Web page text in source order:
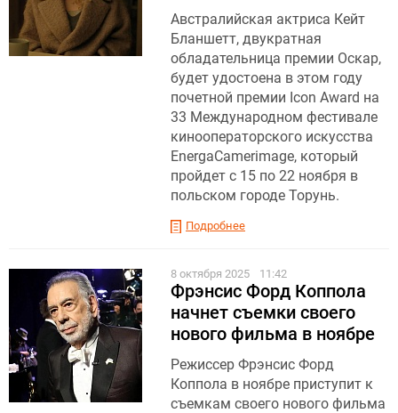
Австралийская актриса Кейт
Бланшетт, двукратная
обладательница премии Оскар,
будет удостоена в этом году
почетной премии Icon Award на
33 Международном фестивале
кинооператорского искусства
EnergaCamerimage, который
пройдет с 15 по 22 ноября в
польском городе Торунь.
Подробнее
8 октября 2025 11:42
Фрэнсис Форд Коппола
начнет съемки своего
нового фильма в ноябре
Режиссер Фрэнсис Форд
Коппола в ноябре приступит к
съемкам своего нового фильма